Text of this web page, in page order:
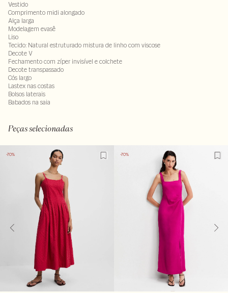
Vestido
Comprimento midi alongado
Alça larga
Modelagem evasê
Liso
Tecido: Natural estruturado mistura de linho com viscose
Decote V
Fechamento com zíper invisível e colchete
Decote transpassado
Cós largo
Lastex nas costas
Bolsos laterais
Babados na saia
Peças selecionadas
-70% -70%